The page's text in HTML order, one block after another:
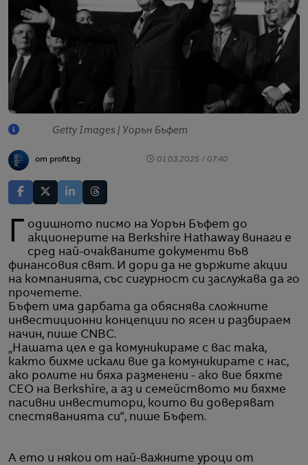
Getty Images | Уорън Бъфет
от profit.bg 01.03.2025 / 07:40
Годишното писмо на Уорън Бъфет до
акционерите на Berkshire Hathaway винаги е
сред най-очакваните документи във
финансовия свят. И дори да не държите акции
на компанията, със сигурност си заслужава да го
прочетете.
Бъфет има дарбата да обяснява сложните
инвестиционни концепции по ясен и разбираем
начин, пише CNBC.
„Нашата цел е да комуникираме с вас така,
както бихме искали вие да комуникирате с нас,
ако ролите ни бяха разменени - ако вие бяхте
CEO на Berkshire, а аз и семейството ми бяхме
пасивни инвеститори, които ви доверяват
спестяванията си“, пише Бъфет.
А ето и някои от най-важните уроци от